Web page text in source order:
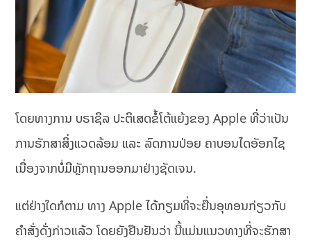
ໂດຍທາງການ ບຣາຊິລ ປະຕິເສດຂໍ້ໂຕ້ແຍ້ງຂອງ Apple ທີ່ວ່າເປັນ
ການຮັກສາສິ່ງແວດລ້ອມ ແລະ ລົດການປ່ອຍ ຄາບອນໄດອັອກໄຊ
ເນື່ອງຈາກບໍ່ມີຫຼັກຖານອອກມາຢ່າງຊັດເຈນ.
ແຕ່ຢ່າງໃດກໍຕາມ ທາງ Apple ໄດ້ກຽມທີ່ຈະຍື່ນອຸທອນກ່ຽວກັບ
ຄຳສັ່ງດັ່ງກ່າວແລ້ວ ໂດຍຍັງຢືນຢັນວ່າ ນີ້ແມ່ນແນວທາງທີ່ຈະຮັກສາ